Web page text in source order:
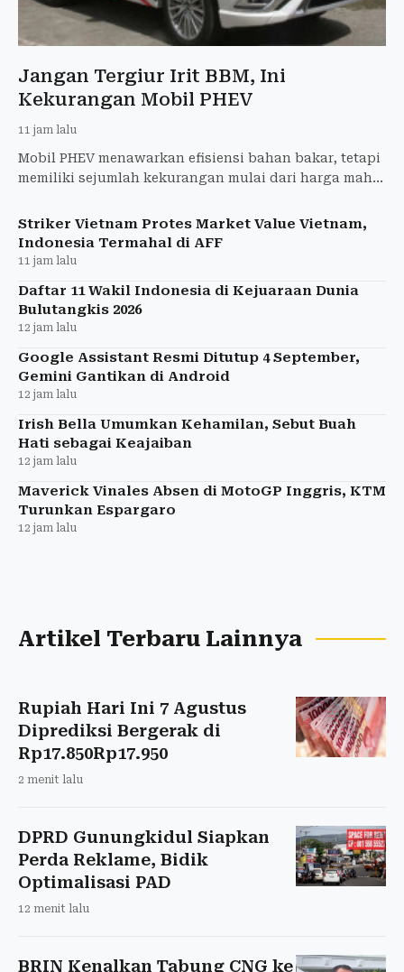
Jangan Tergiur Irit BBM, Ini
Kekurangan Mobil PHEV
11 jam lalu
Mobil PHEV menawarkan efisiensi bahan bakar, tetapi
memiliki sejumlah kekurangan mulai dari harga mahal
Striker Vietnam Protes Market Value Vietnam,
Indonesia Termahal di AFF
11 jam lalu
Daftar 11 Wakil Indonesia di Kejuaraan Dunia
Bulutangkis 2026
12 jam lalu
Google Assistant Resmi Ditutup 4 September,
Gemini Gantikan di Android
12 jam lalu
Irish Bella Umumkan Kehamilan, Sebut Buah
Hati sebagai Keajaiban
12 jam lalu
Maverick Vinales Absen di MotoGP Inggris, KTM
Turunkan Espargaro
12 jam lalu
Artikel Terbaru Lainnya
Rupiah Hari Ini 7 Agustus
Diprediksi Bergerak di
Rp17.850Rp17.950
2 menit lalu
DPRD Gunungkidul Siapkan
Perda Reklame, Bidik
Optimalisasi PAD
12 menit lalu
BRIN Kenalkan Tabung CNG ke